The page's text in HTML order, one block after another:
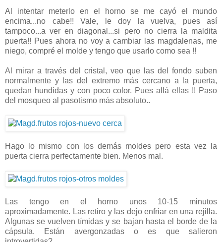
Al intentar meterlo en el horno se me cayó el mundo
encima...no cabe!! Vale, le doy la vuelva, pues así
tampoco...a ver en diagonal...si pero no cierra la maldita
puerta!! Pues ahora no voy a cambiar las magdalenas, me
niego, compré el molde y tengo que usarlo como sea !!
Al mirar a través del cristal, veo que las del fondo suben
normalmente y las del extremo más cercano a la puerta,
quedan hundidas y con poco color. Pues allá ellas !! Paso
del mosqueo al pasotismo más absoluto..
Hago lo mismo con los demás moldes pero esta vez la
puerta cierra perfectamente bien. Menos mal.
Las tengo en el horno unos 10-15 minutos
aproximadamente. Las retiro y las dejo enfriar en una rejilla.
Algunas se vuelven tímidas y se bajan hasta el borde de la
cápsula. Están avergonzadas o es que salieron